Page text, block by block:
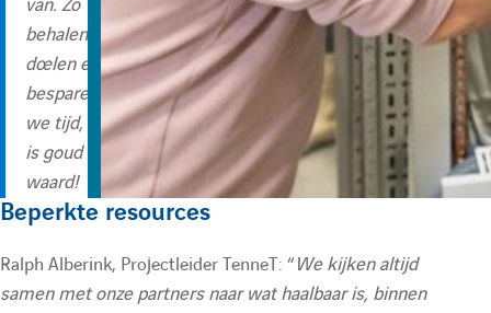
van. Zo
behalen we
doelen en
besparen
we tijd, dat
is goud
waard!
Beperkte resources
Ralph Alberink, Projectleider TenneT: “ We kijken altijd
samen met onze partners naar wat haalbaar is, binnen